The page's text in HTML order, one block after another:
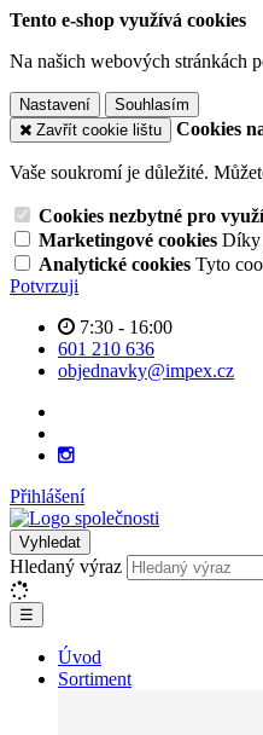
Tento e-shop využívá cookies
Na našich webových stránkách
Nastavení
Souhlasím
Zavřít cookie lištu
Cookies
Vaše soukromí je důležité.
Cookies nezbytné pro
Marketingové cookies Díky
Analytické cookies Tyto
Potvrzuji
7:30 - 16:00
601 210 636
objednavky@impex.cz
Přihlášení
Vyhledat
Hledaný výraz
☰
Úvod
Sortiment